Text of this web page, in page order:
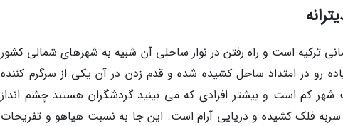
ترکیه است و راه رفتن در نوار ساحلی آن شبیه به شهرهای شمالی کشور
رو در امتداد ساحل کشیده شده و قدم زدن در آن یکی از سرگرم کننده
کم است و بیشتر افرادی که می بینید گردشگران هستند.چشم انداز
فلک کشیده و دریایی آرام است. این جا به نسبت هیاهو و تفریحات